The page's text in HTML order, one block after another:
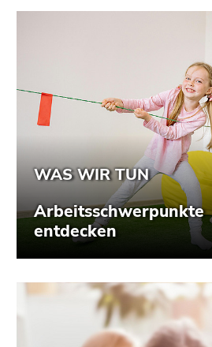
Zu
Zur
9)